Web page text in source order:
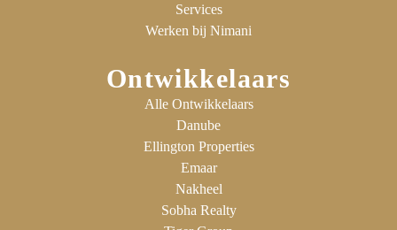
Services
Werken bij Nimani
Ontwikkelaars
Alle Ontwikkelaars
Danube
Ellington Properties
Emaar
Nakheel
Sobha Realty